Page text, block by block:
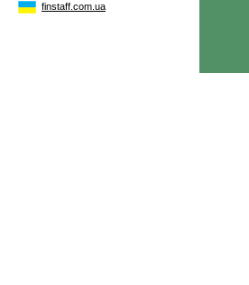
finstaff.com.ua